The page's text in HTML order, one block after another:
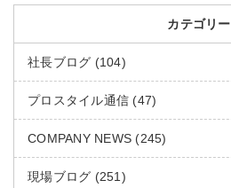
カテゴリー
社長ブログ (104)
プロスタイル通信 (47)
COMPANY NEWS (245)
現場ブログ (251)